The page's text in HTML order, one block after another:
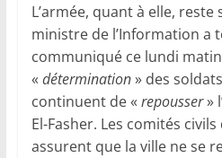
L’armée, quant à elle, reste
ministre de l’Information a
communiqué ce lundi
« détermination» des
continuent de « repousser»
El-Fasher. Les comités
assurent que la ville ne se